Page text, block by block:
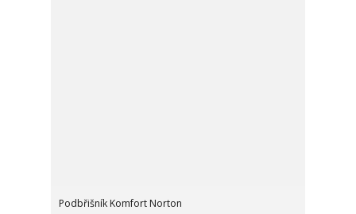
Podbřišník Komfort Norton